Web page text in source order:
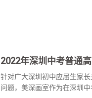
针对广大深圳初中应届生家
问题，美深画室作为在深圳